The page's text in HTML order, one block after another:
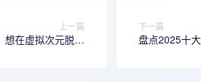
上一篇
想在虚拟次元脱单
下一篇
盘点2025十